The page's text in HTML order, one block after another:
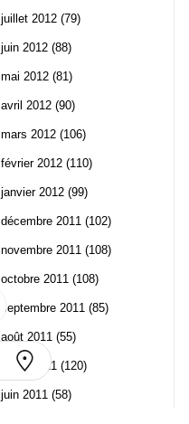
juillet 2012 (79)
juin 2012 (88)
mai 2012 (81)
avril 2012 (90)
mars 2012 (106)
février 2012 (110)
janvier 2012 (99)
décembre 2011 (102)
novembre 2011 (108)
octobre 2011 (108)
septembre 2011 (85)
août 2011 (55)
juillet 2011 (120)
juin 2011 (58)